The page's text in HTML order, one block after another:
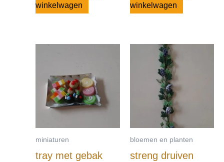
winkelwagen
winkelwagen
miniaturen
tray met gebak
bloemen en planten
streng druiven